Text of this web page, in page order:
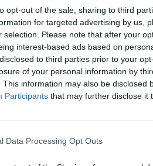
opt-out of the sale, sharing to third
for targeted advertising by us,
selection. Please note that after your
interest-based ads based on
to third parties prior to your
of your personal information by
This information may also be disclosed
Participants that may further disclose it
Data Processing Opt Outs
έφυγαν στους
δίπλα μας και σε όλους
τους απο το χέρι και
είμαστε όλοι περαστικοι, το
4 γράμματα, ο δικέφαλος
Αντίσταση Όνειρο